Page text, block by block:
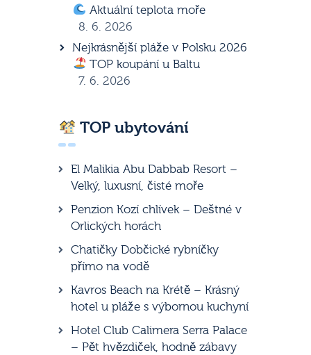
Aktuální teplota moře
8. 6. 2026
Nejkrásnější pláže v Polsku 2026
TOP koupání u Baltu
7. 6. 2026
TOP ubytování
El Malikia Abu Dabbab Resort –
Velký, luxusní, čisté moře
Penzion Kozí chlívek – Deštné v
Orlických horách
Chatičky Dobčické rybníčky
přímo na vodě
Kavros Beach na Krétě – Krásný
hotel u pláže s výbornou kuchyní
Hotel Club Calimera Serra Palace
– Pět hvězdiček, hodně zábavy